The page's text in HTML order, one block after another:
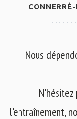
Nous
N'hésitez
l'entraînement,